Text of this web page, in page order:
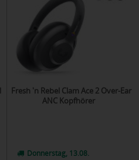
Fresh 'n Rebel Clam Ace 2 Over-Ear
ANC Kopfhörer
Donnerstag, 13.08.